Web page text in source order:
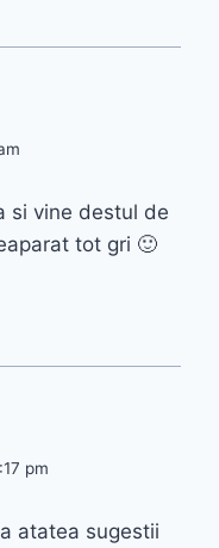
si vine destul de
tot gri 🙂
pm
atatea sugestii